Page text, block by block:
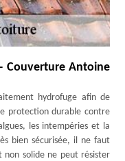
Couverture Antoine
hydrofuge afin de
protection durable contre
les intempéries et la
bien sécurisée, il ne faut
non solide ne peut résister